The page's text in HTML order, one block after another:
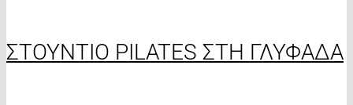
ΣΤΟΥΝΤΙΟ PILATES ΣΤΗ ΓΛΥΦΑΔΑ